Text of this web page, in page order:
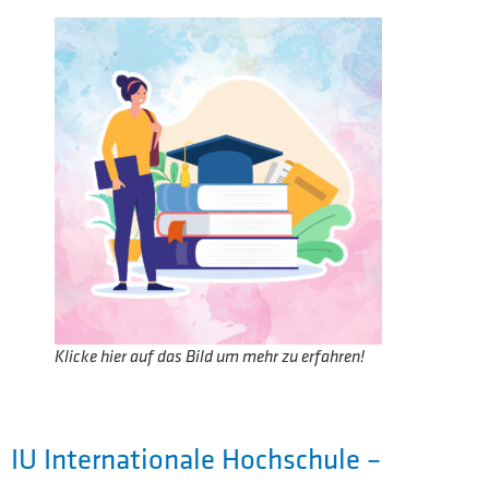
Klicke hier auf das Bild um mehr zu erfahren!
IU Internationale Hochschule –